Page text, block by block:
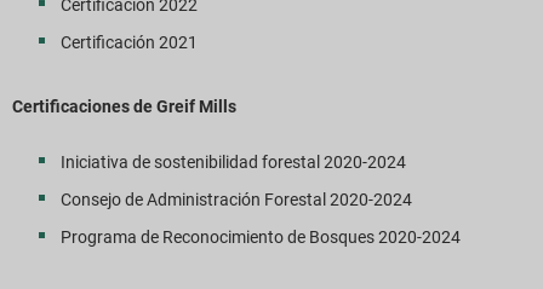
Certificación 2022
Certificación 2021
Certificaciones de Greif Mills
Iniciativa de sostenibilidad forestal 2020-2024
Consejo de Administración Forestal 2020-2024
Programa de Reconocimiento de Bosques 2020-2024